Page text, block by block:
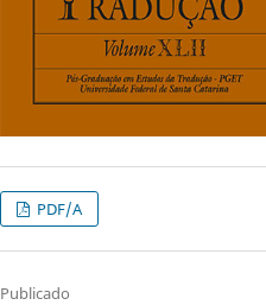
PDF/A
Publicado